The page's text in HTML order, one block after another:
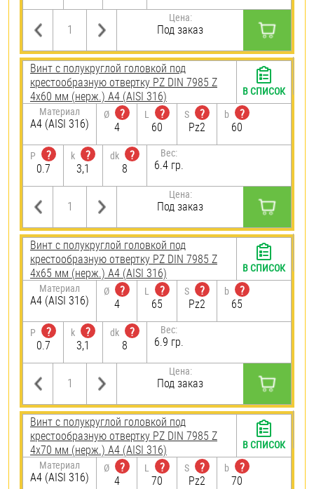
Цена:
Под заказ
Винт с полукруглой головкой под
крестообразную отвертку PZ DIN 7985 Z
4х60 мм (нерж.) A4 (AISI 316)
Материал
A4 (AISI 316)
Ø
?
4
L
?
60
S
?
Pz2
b
?
60
P
?
0.7
k
?
3,1
dk
?
8
Вес:
6.4 гр.
Цена:
Под заказ
В СПИСОК
Винт с полукруглой головкой под
крестообразную отвертку PZ DIN 7985 Z
4х65 мм (нерж.) A4 (AISI 316)
Материал
A4 (AISI 316)
Ø
?
4
L
?
65
S
?
Pz2
b
?
65
P
?
0.7
k
?
3,1
dk
?
8
Вес:
6.9 гр.
Цена:
Под заказ
В СПИСОК
Винт с полукруглой головкой под
крестообразную отвертку PZ DIN 7985 Z
4х70 мм (нерж.) A4 (AISI 316)
Материал
A4 (AISI 316)
Ø
?
4
L
?
70
S
?
Pz2
b
?
70
В СПИСОК